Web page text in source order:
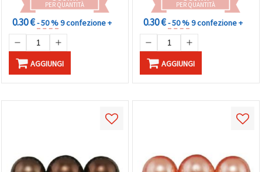
PER QUANTITÀ
0.30 €- 50 %9 confezione +
AGGIUNGI
PER QUANTITÀ
0.30 €- 50 %9 confezione +
AGGIUNGI